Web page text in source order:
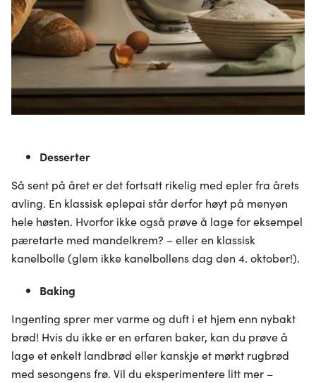
Desserter
Så sent på året er det fortsatt rikelig med epler fra årets
avling. En klassisk eplepai står derfor høyt på menyen
hele høsten. Hvorfor ikke også prøve å lage for eksempel
pæretarte med mandelkrem? – eller en klassisk
kanelbolle (glem ikke kanelbollens dag den 4. oktober!).
Baking
Ingenting sprer mer varme og duft i et hjem enn nybakt
brød! Hvis du ikke er en erfaren baker, kan du prøve å
lage et enkelt landbrød eller kanskje et mørkt rugbrød
med sesongens frø. Vil du eksperimentere litt mer –